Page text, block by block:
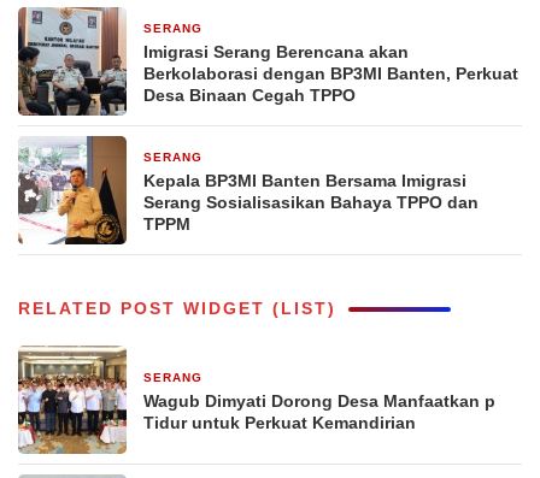
SERANG
Imigrasi Serang Berencana akan
Berkolaborasi dengan BP3MI Banten, Perkuat
Desa Binaan Cegah TPPO
SERANG
Kepala BP3MI Banten Bersama Imigrasi
Serang Sosialisasikan Bahaya TPPO dan
TPPM
RELATED POST WIDGET (LIST)
SERANG
Wagub Dimyati Dorong Desa Manfaatkan p
Tidur untuk Perkuat Kemandirian